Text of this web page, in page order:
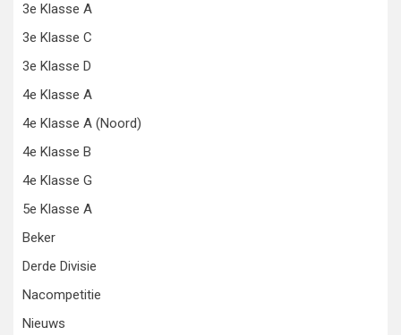
3e Klasse A
3e Klasse C
3e Klasse D
4e Klasse A
4e Klasse A (Noord)
4e Klasse B
4e Klasse G
5e Klasse A
Beker
Derde Divisie
Nacompetitie
Nieuws